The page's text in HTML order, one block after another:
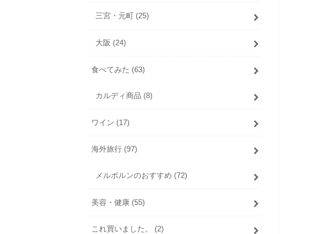
三宮・元町 (25)
大阪 (24)
食べてみた (63)
カルディ商品 (8)
ワイン (17)
海外旅行 (97)
メルボルンのおすすめ (72)
美容・健康 (55)
これ買いました。 (2)